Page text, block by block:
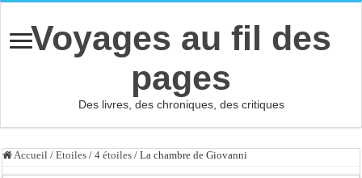
Voyages au fil des
pages
Des livres, des chroniques, des critiques
Accueil / Etoiles / 4 étoiles / La chambre de Giovanni